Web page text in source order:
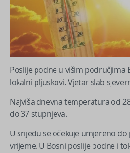
Poslije podne u višim područjima
lokalni pljuskovi. Vjetar slab
Najviša dnevna temperatura od
do 37 stupnjeva.
U srijedu se očekuje umjereno
vrijeme. U Bosni poslije podne i